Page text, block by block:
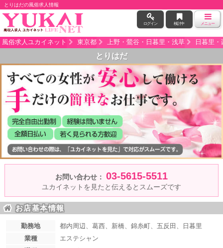
とりはだの風俗求人情報
ログイン 検討中 メニュー
風俗求人ユカイネット 東京都 上野・鶯谷・日暮里・浅草 日暮里
とりはだ
お問い合わせ： 03-5615-5511
ユカイネットを見たと伝えるとスムーズです
お店基本情報
勤務地
都内周辺、葛西、新橋、錦糸町、五反田、日暮里
業種
エステシャン